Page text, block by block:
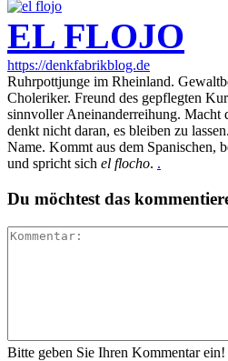
EL FLOJO
https://denkfabrikblog.de
Ruhrpottjunge im Rheinland.
Choleriker. Freund des gepflegten
sinnvoller Aneinanderreihung. Macht
denkt nicht daran, es bleiben zu
Name. Kommt aus dem Spanischen,
und spricht sich el flocho. .
Du möchtest das
Bitte geben Sie Ihren Kommentar ein!